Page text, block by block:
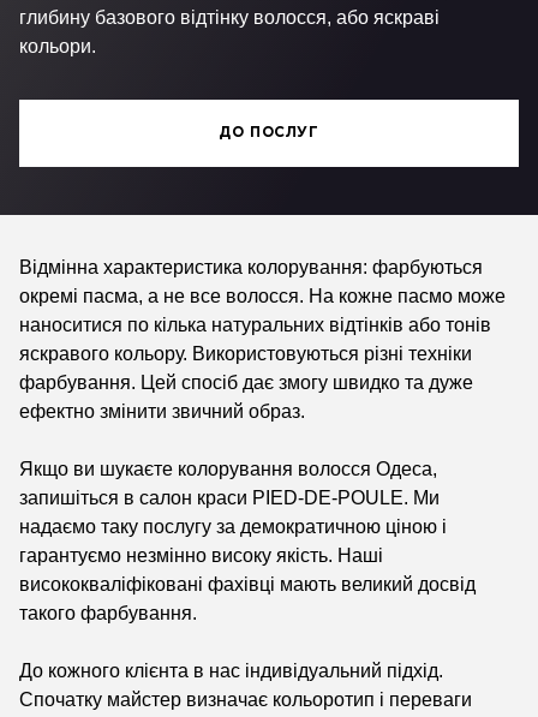
глибину базового відтінку волосся, або яскраві
кольори.
ДО ПОСЛУГ
Відмінна характеристика колорування: фарбуються
окремі пасма, а не все волосся. На кожне пасмо може
наноситися по кілька натуральних відтінків або тонів
яскравого кольору. Використовуються різні техніки
фарбування. Цей спосіб дає змогу швидко та дуже
ефектно змінити звичний образ.
Якщо ви шукаєте колорування волосся Одеса,
запишіться в салон краси PIED-DE-POULE. Ми
надаємо таку послугу за демократичною ціною і
гарантуємо незмінно високу якість. Наші
висококваліфіковані фахівці мають великий досвід
такого фарбування.
До кожного клієнта в нас індивідуальний підхід.
Спочатку майстер визначає кольоротип і переваги